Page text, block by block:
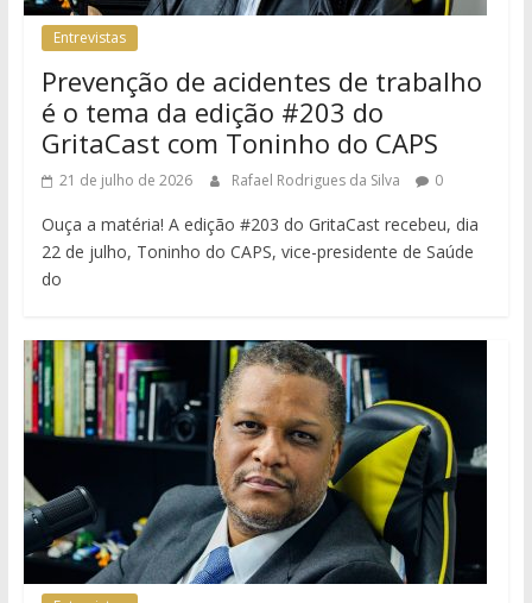
Entrevistas
Prevenção de acidentes de trabalho
é o tema da edição #203 do
GritaCast com Toninho do CAPS
21 de julho de 2026 Rafael Rodrigues da Silva 0
Ouça a matéria! A edição #203 do GritaCast recebeu, dia
22 de julho, Toninho do CAPS, vice-presidente de Saúde
do